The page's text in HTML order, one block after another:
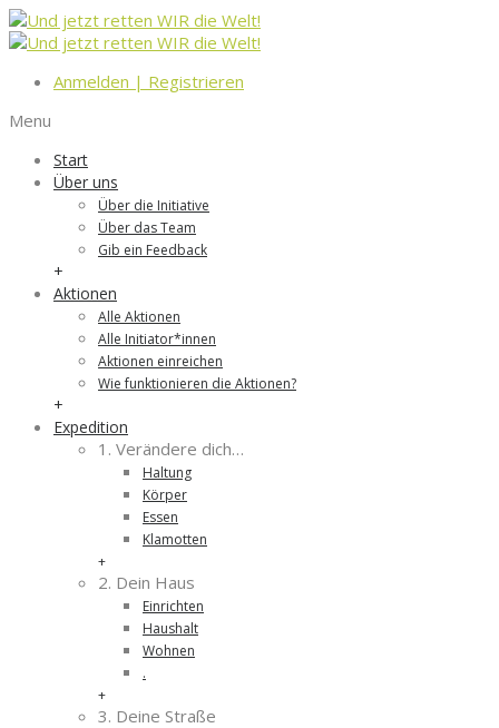
Anmelden | Registrieren
Menu
Start
Über uns
Über die Initiative
Über das Team
Gib ein Feedback
+
Aktionen
Alle Aktionen
Alle Initiator*innen
Aktionen einreichen
Wie funktionieren die Aktionen?
+
Expedition
1. Verändere dich…
Haltung
Körper
Essen
Klamotten
+
2. Dein Haus
Einrichten
Haushalt
Wohnen
.
+
3. Deine Straße